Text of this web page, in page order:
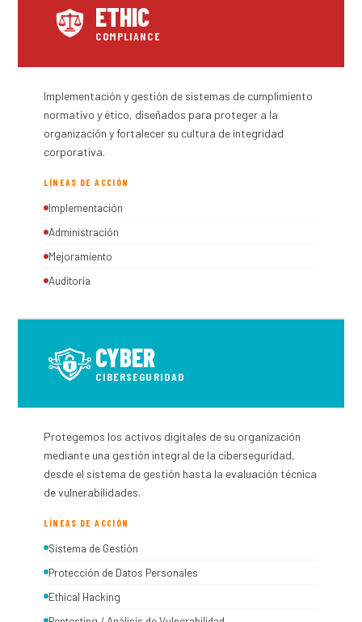
ETHIC
COMPLIANCE
Implementación y gestión de sistemas de cumplimiento
normativo y ético, diseñados para proteger a la
organización y fortalecer su cultura de integridad
corporativa.
LÍNEAS DE ACCIÓN
Implementación
Administración
Mejoramiento
Auditoría
CYBER
CIBERSEGURIDAD
Protegemos los activos digitales de su organización
mediante una gestión integral de la ciberseguridad,
desde el sistema de gestión hasta la evaluación técnica
de vulnerabilidades.
LÍNEAS DE ACCIÓN
Sistema de Gestión
Protección de Datos Personales
Ethical Hacking